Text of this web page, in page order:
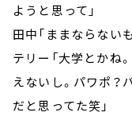
ようと思って」
田中「ままならないも
テリー「大学とかね
えないし。パワポ？
だと思ってた笑」